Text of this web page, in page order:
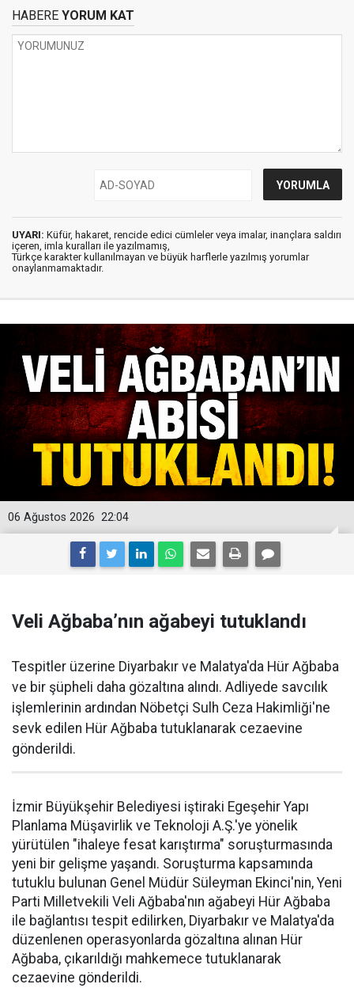
HABERE YORUM KAT
UYARI: Küfür, hakaret, rencide edici cümleler veya imalar, inançlara saldırı
içeren, imla kuralları ile yazılmamış,
Türkçe karakter kullanılmayan ve büyük harflerle yazılmış yorumlar
onaylanmamaktadır.
22:04
06 Ağustos 2026
Veli Ağbaba’nın ağabeyi tutuklandı
Tespitler üzerine Diyarbakır ve Malatya'da Hür Ağbaba
ve bir şüpheli daha gözaltına alındı. Adliyede savcılık
işlemlerinin ardından Nöbetçi Sulh Ceza Hakimliği'ne
sevk edilen Hür Ağbaba tutuklanarak cezaevine
gönderildi.
İzmir Büyükşehir Belediyesi iştiraki Egeşehir Yapı
Planlama Müşavirlik ve Teknoloji A.Ş.'ye yönelik
yürütülen "ihaleye fesat karıştırma" soruşturmasında
yeni bir gelişme yaşandı. Soruşturma kapsamında
tutuklu bulunan Genel Müdür Süleyman Ekinci'nin, Yeni
Parti Milletvekili Veli Ağbaba'nın ağabeyi Hür Ağbaba
ile bağlantısı tespit edilirken, Diyarbakır ve Malatya'da
düzenlenen operasyonlarda gözaltına alınan Hür
Ağbaba, çıkarıldığı mahkemece tutuklanarak
cezaevine gönderildi.